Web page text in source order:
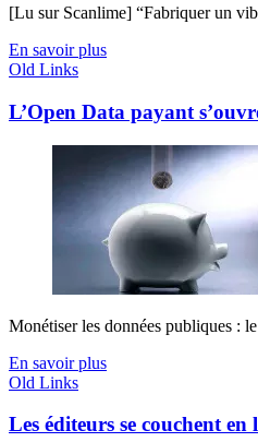
[Lu sur Scanlime] “Fabriquer un
En savoir plus
Old Links
L’Open Data payant
Monétiser les données publiques :
En savoir plus
Old Links
Les éditeurs se couchent en